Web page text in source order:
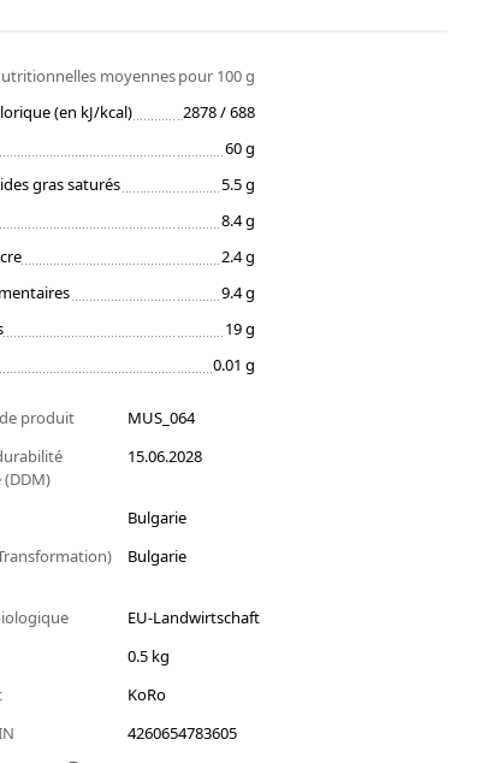
moyennespour 100 g
(en kJ/kcal)
2878 / 688
60 g
gras saturés
5.5 g
8.4 g
2.4 g
9.4 g
19 g
0.01 g
produit
MUS_064
15.06.2028
Bulgarie
Bulgarie
EU-Landwirtschaft
0.5 kg
KoRo
4260654783605